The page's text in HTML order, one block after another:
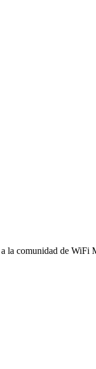
la comunidad de WiFi